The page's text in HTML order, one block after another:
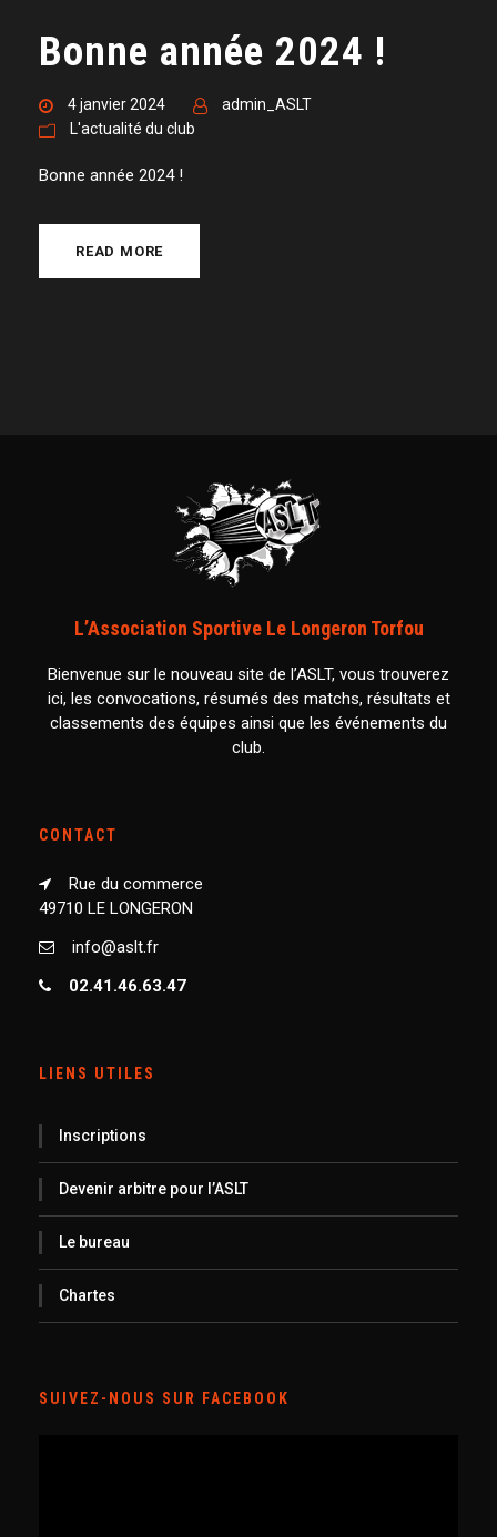
Bonne année 2024 !
4 janvier 2024
admin_ASLT
L'actualité du club
Bonne année 2024 !
READ MORE
L’Association Sportive Le Longeron Torfou
Bienvenue sur le nouveau site de l’ASLT, vous trouverez
ici, les convocations, résumés des matchs, résultats et
classements des équipes ainsi que les événements du
club.
CONTACT
Rue du commerce
49710 LE LONGERON
info@aslt.fr
02.41.46.63.47
LIENS UTILES
Inscriptions
Devenir arbitre pour l’ASLT
Le bureau
Chartes
SUIVEZ-NOUS SUR FACEBOOK